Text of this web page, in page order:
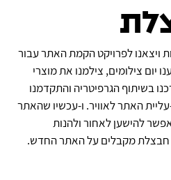
ויצאנו לפרויקט הקמת האתר עבור
יום צילומים, צילמנו את מוצרי
בשיתוף הגרפיטריה והתקדמנו
האתר לאוויר. ו-עכשיו שהאתר
להישען לאחור ולהנות
מקבלים על האתר החדש.